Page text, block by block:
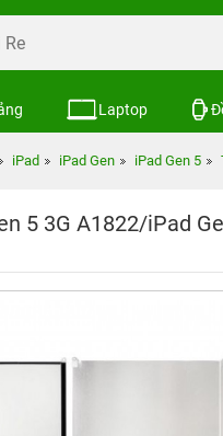
Laptop
iPad iPad Gen iPad Gen 5
5 3G A1822/iPad